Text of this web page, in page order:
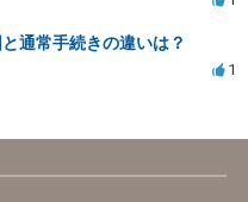
通常手続きの違いは？
1